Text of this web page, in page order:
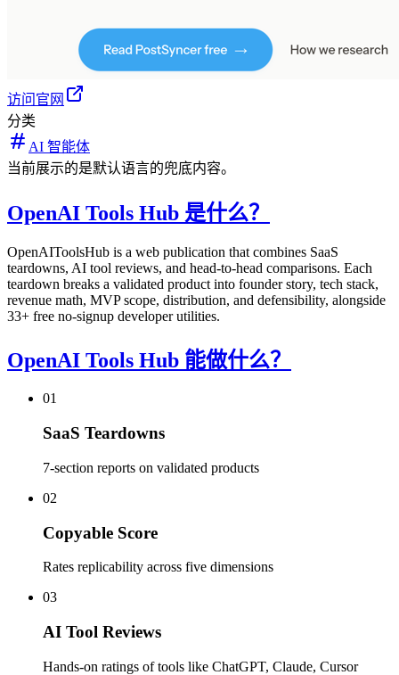
访问官网
分类
AI 智能体
当前展示的是默认语言的兜底内容。
OpenAI Tools Hub 是什么？
OpenAIToolsHub is a web publication that combines SaaS
teardowns, AI tool reviews, and head-to-head comparisons. Each
teardown breaks a validated product into founder story, tech stack,
revenue math, MVP scope, distribution, and defensibility, alongside
33+ free no-signup developer utilities.
OpenAI Tools Hub 能做什么？
01
SaaS Teardowns
7-section reports on validated products
02
Copyable Score
Rates replicability across five dimensions
03
AI Tool Reviews
Hands-on ratings of tools like ChatGPT, Claude, Cursor